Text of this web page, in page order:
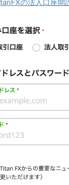
の法人口座開